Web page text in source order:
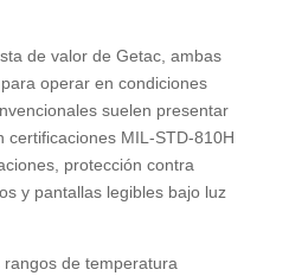
de valor de Getac, ambas
operar en condiciones
suelen presentar
certificaciones MIL-STD-810H
protección contra
y pantallas legibles bajo luz
de temperatura